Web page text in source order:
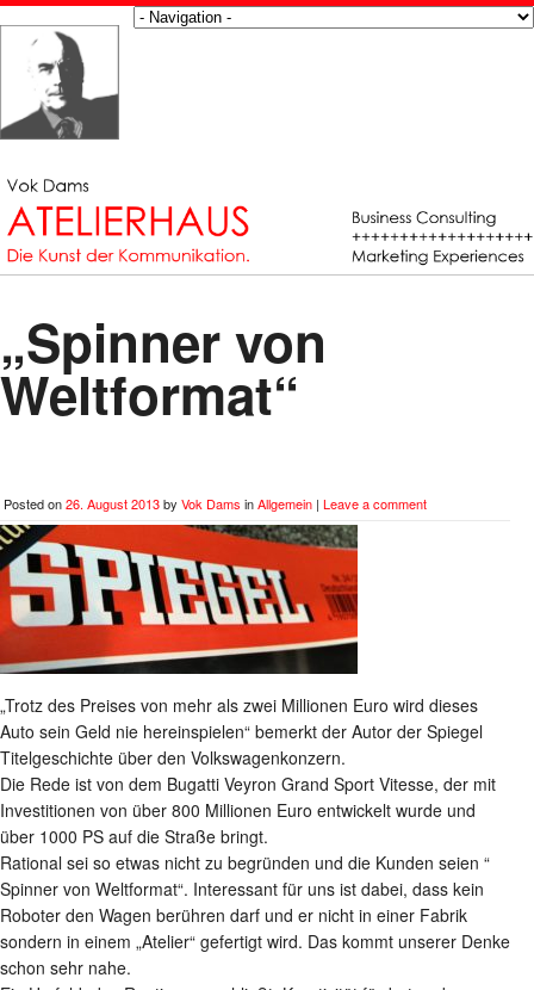
„Spinner von
Weltformat“
Posted on26. August 2013by Vok Dams inAllgemein | Leave a comment
„Trotz des Preises von mehr als zwei Millionen Euro wird dieses
Auto sein Geld nie hereinspielen“ bemerkt der Autor der Spiegel
Titelgeschichte über den Volkswagenkonzern.
Die Rede ist von dem Bugatti Veyron Grand Sport Vitesse, der mit
Investitionen von über 800 Millionen Euro entwickelt wurde und
über 1000 PS auf die Straße bringt.
Rational sei so etwas nicht zu begründen und die Kunden seien “
Spinner von Weltformat“. Interessant für uns ist dabei, dass kein
Roboter den Wagen berühren darf und er nicht in einer Fabrik
sondern in einem „Atelier“ gefertigt wird. Das kommt unserer Denke
schon sehr nahe.